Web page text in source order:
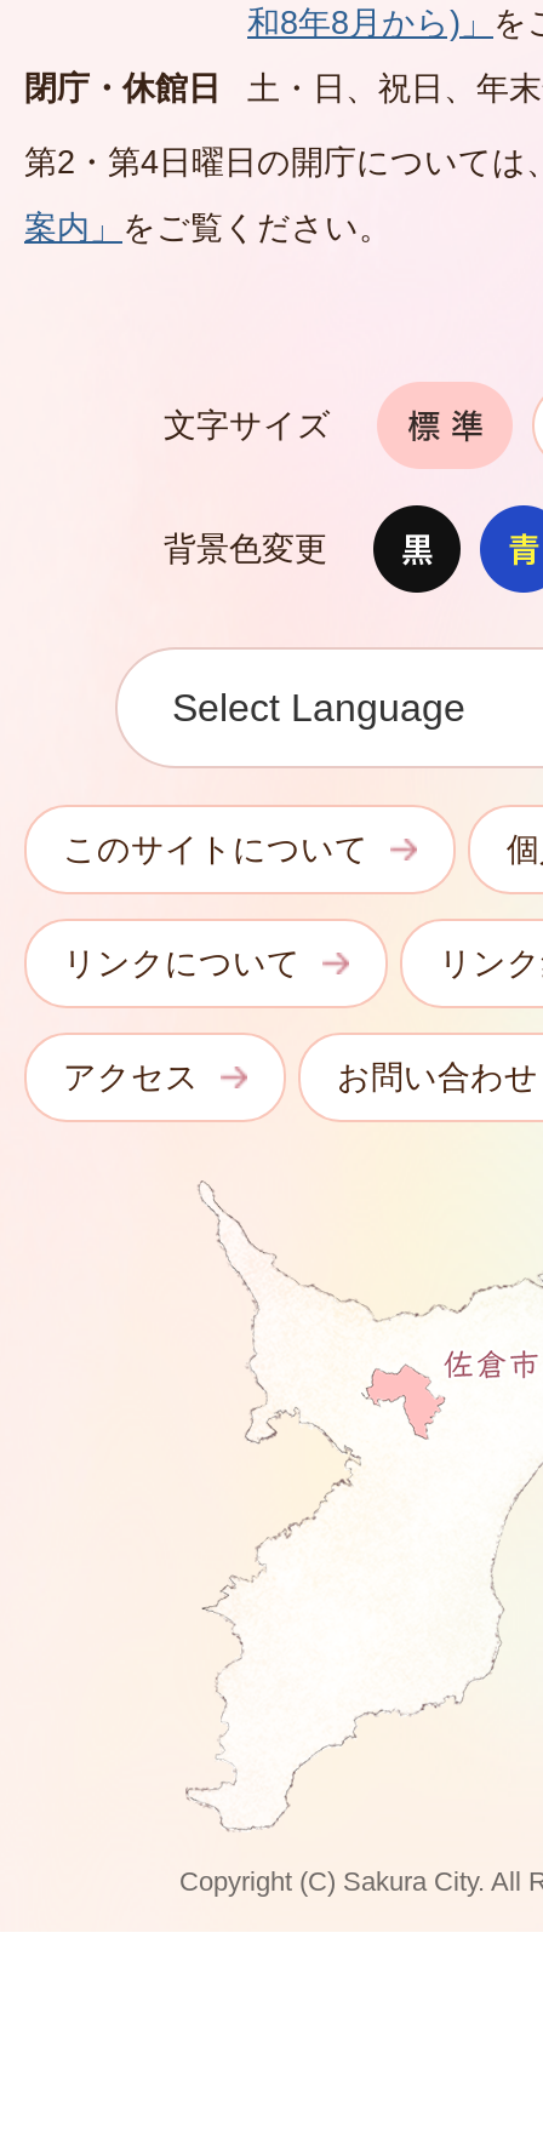
和8年8月から)」 を
閉庁・休館日
土・日、祝日、年
第2・第4日曜日の開庁については
案内」 をご覧ください。
文字サイズ
背景色変更
このサイトについて
リンクについて リン
アクセス お問い合わせ
Copyright (C) Sakura City. All